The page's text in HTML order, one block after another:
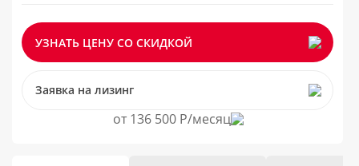
УЗНАТЬ ЦЕНУ СО СКИДКОЙ
Заявка на лизинг
от 136 500 Р/месяц